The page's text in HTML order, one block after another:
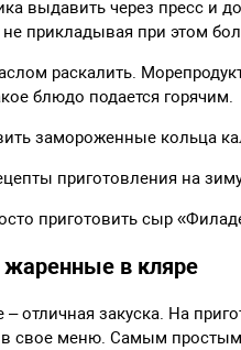
выдавить через пресс и
прикладывая при этом
раскалить.
блюдо подается горячим.
замороженные кольца
приготовления на
приготовить сыр
жаренные в кляре
отличная закуска. На
свое меню. Самым